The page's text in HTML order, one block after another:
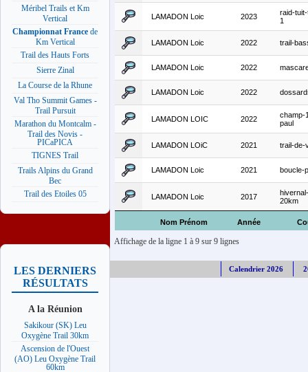
Méribel Trails et Km
Vertical
Championnat France de
Km Vertical
Trail des Hauts Forts
Sierre Zinal
La Course de la Rhune
Val Tho Summit Games -
Trail Pursuit
Marathon du Montcalm -
Trail des Novis -
PICaPICA
TIGNES Trail
Trails Alpins du Grand
Bec
Trail des Etoiles 05
LES DERNIERS
RÉSULTATS
A la Réunion
Sakikour (SK) Leu
Oxygène Trail 30km
Ascension de l'Ouest
(AO) Leu Oxygène Trail
60km
Nom Prénom Année
LAMADON Loic 2023
raid-
1
LAMADON Loic 2022 trail-
LAMADON Loic 2022
LAMADON Loic 2022
LAMADON LOIC 2022
champ-
paul
LAMADON LOiC 2021 trail-de-
LAMADON Loic 2021 boucle-
LAMADON Loic 2017
20km
Affichage de la ligne 1 à 9 sur 9 lignes
Calendrier 2026